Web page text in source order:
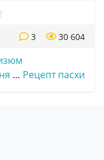
30 604
3
… Рецепт пасхи